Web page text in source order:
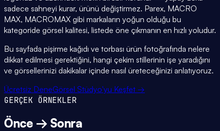
sadece sahneyi kurar, ürünü değiştirmez. Parex, MACRO
MAX, MACROMAX gibi markaların yoğun olduğu bu
kategoride görsel kalitesi, listede öne çıkmanın en hızlı yoludur.
Bu sayfada pişirme kağıdı ve torbası ürün fotoğrafında nelere
dikkat edilmesi gerektiğini, hangi çekim stillerinin işe yaradığını
ve görsellerinizi dakikalar içinde nasıl üreteceğinizi anlatıyoruz.
Ücretsiz DeneGörsel Stüdyo'yu Keşfet →
GERÇEK ÖRNEKLER
Önce → Sonra